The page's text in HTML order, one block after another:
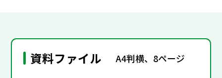
資料ファイル A4判横、8ページ